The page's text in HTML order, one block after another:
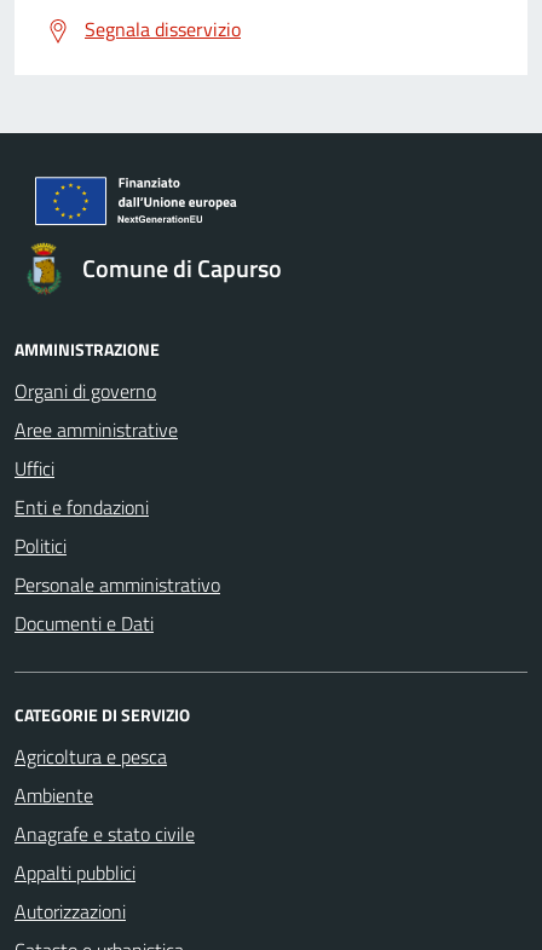
Segnala disservizio
Comune di Capurso
AMMINISTRAZIONE
Organi di governo
Aree amministrative
Uffici
Enti e fondazioni
Politici
Personale amministrativo
Documenti e Dati
CATEGORIE DI SERVIZIO
Agricoltura e pesca
Ambiente
Anagrafe e stato civile
Appalti pubblici
Autorizzazioni